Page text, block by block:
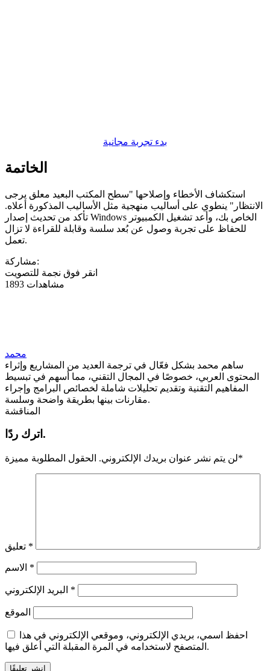
بدء تجربة مجانية
الخاتمة
استكشاف الأخطاء وإصلاحها "سطح المكتب البعيد معلق يرجى
الانتظار" ينطوي على أساليب منهجية مثل الأساليب المذكورة أعلاه.
تأكد من تحديث إصدار Windows الخاص بك، وأعد تشغيل الكمبيوتر
للحفاظ على تجربة وصول عن بُعد سلسة وقابلة للقراءة لا تزال
تعمل.
مشاركة:
انقر فوق نجمة للتصويت
1893 مشاهدات
محمد
ساهم محمد بشكل فعّال في ترجمة العديد من المشاريع وإثراء
المحتوى العربي، خصوصًا في المجال التقني، مما أسهم في تبسيط
المفاهيم التقنية وتقديم تحليلات شاملة لخصائص البرامج وإجراء
مقارنات بينها بطريقة واضحة وسلسة.
المناقشة
اترك ردًا.
لن يتم نشر عنوان بريدك الإلكتروني. الحقول المطلوبة مميزة *
*
*
*
الموقع
احفظ اسمي، بريدي الإلكتروني، وموقعي الإلكتروني في هذا
المتصفح لاستخدامه في المرة المقبلة التي أعلق فيها.